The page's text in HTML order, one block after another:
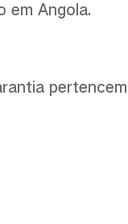
em Angola.